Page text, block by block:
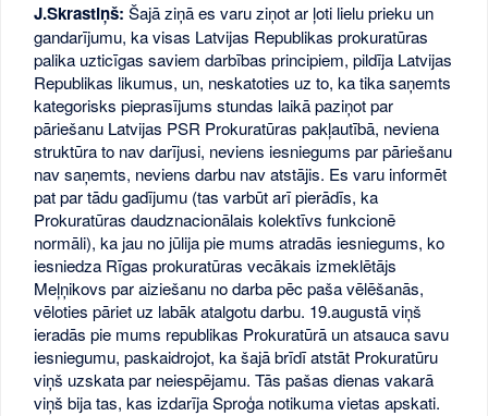
J.Skrastiņš: Šajā ziņā es varu ziņot ar ļoti lielu prieku un
gandarījumu, ka visas Latvijas Republikas prokuratūras
palika uzticīgas saviem darbības principiem, pildīja Latvijas
Republikas likumus, un, neskatoties uz to, ka tika saņemts
kategorisks pieprasījums stundas laikā paziņot par
pāriešanu Latvijas PSR Prokuratūras pakļautībā, neviena
struktūra to nav darījusi, neviens iesniegums par pāriešanu
nav saņemts, neviens darbu nav atstājis. Es varu informēt
pat par tādu gadījumu (tas varbūt arī pierādīs, ka
Prokuratūras daudznacionālais kolektīvs funkcionē
normāli), ka jau no jūlija pie mums atradās iesniegums, ko
iesniedza Rīgas prokuratūras vecākais izmeklētājs
Meļņikovs par aiziešanu no darba pēc paša vēlēšanās,
vēloties pāriet uz labāk atalgotu darbu. 19.augustā viņš
ieradās pie mums republikas Prokuratūrā un atsauca savu
iesniegumu, paskaidrojot, ka šajā brīdī atstāt Prokuratūru
viņš uzskata par neiespējamu. Tās pašas dienas vakarā
viņš bija tas, kas izdarīja Sproģa notikuma vietas apskati.